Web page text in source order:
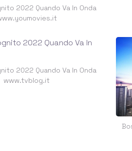
2022 Quando Va In Onda
2022 Quando Va In Onda
www.tvblog.it